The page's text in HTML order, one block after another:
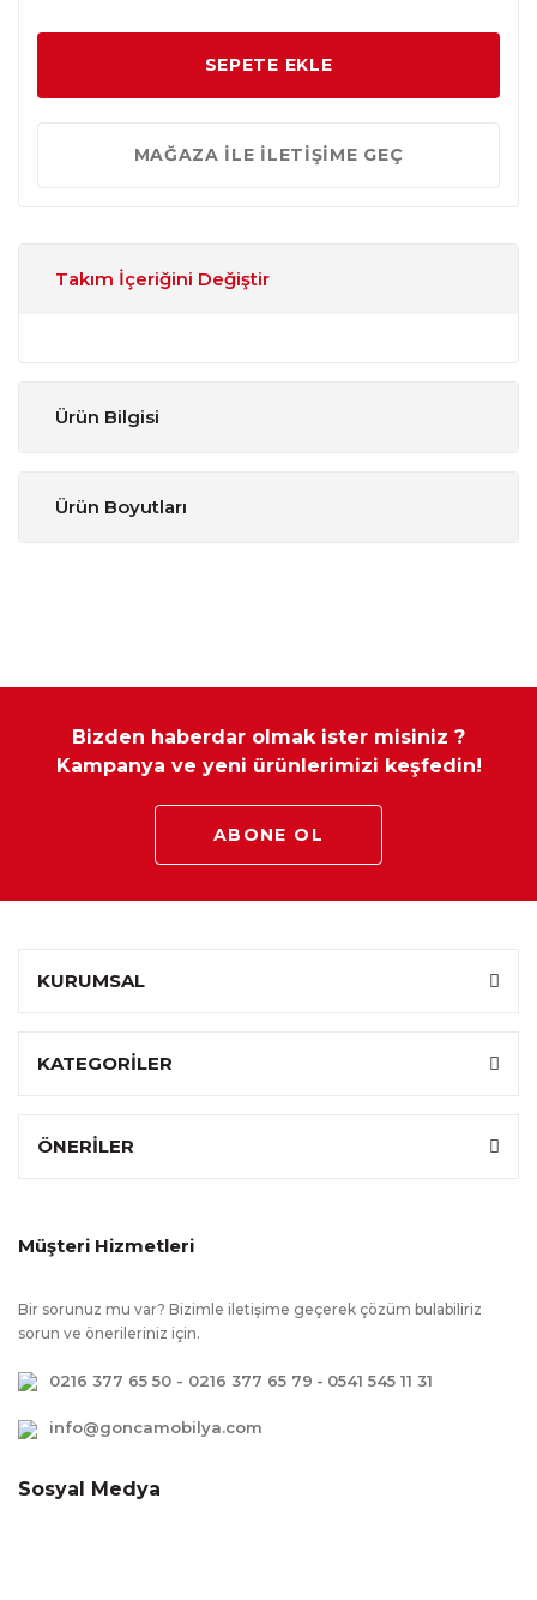
SEPETE EKLE
MAĞAZA İLE İLETİŞİME GEÇ
Takım İçeriğini Değiştir
Ürün Bilgisi
Ürün Boyutları
yapılamamaktadır.
Bizden haberdar olmak ister misiniz ?
Kampanya ve yeni ürünlerimizi keşfedin!
ABONE OL
KURUMSAL
KATEGORİLER
ÖNERİLER
Müşteri Hizmetleri
Bir sorunuz mu var? Bizimle iletişime geçerek çözüm bulabiliriz
sorun ve önerileriniz için.
0216 377 65 50 - 0216 377 65 79 - 0541 545 11 31
info@goncamobilya.com
Sosyal Medya